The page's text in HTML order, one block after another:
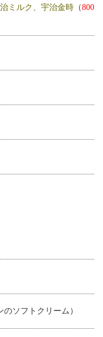
ミルク、宇治金時 （800
ソフトクリーム）